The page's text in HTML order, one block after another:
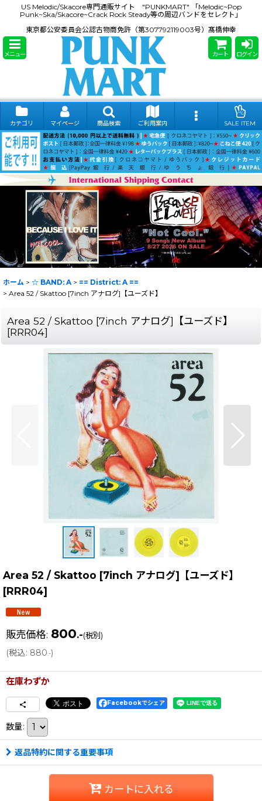
US Melodic/Skacore専門通販サイト "PUNKMART" 「Melodic~Pop
Punk~Ska/Skacore~Crack Rock Steady等の周辺バンドをセレクト」
東京都公安委員会公認古物商免許（第307792119003号）髙橋伸幸
メニュー カート ログイン
カテゴリ マイページ 商品検索 ご利用案内 SALE ITEM
ホーム > ☆ BAND: A > == District: A ==
> Area 52 / Skattoo [7inch アナログ]【ユーズド】
Area 52 / Skattoo [7inch アナログ]【ユーズド】
[RRR04]
Area 52 / Skattoo [7inch アナログ]【ユーズド】
[RRR04]
販売価格: 800.-(税別)
(税込: 880.-)
在庫わずか
Facebookでシェア
数量:
返品特約に関する重要事項
カートに入れる